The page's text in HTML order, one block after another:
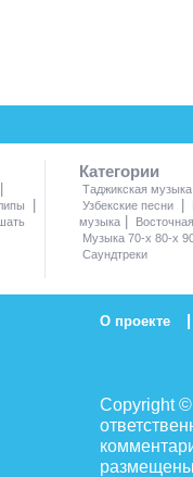
|
|
Категории
Таджикская музыка
Узбекские песни
|
музыка |
Музыка 70-х 80-х
Саундтреки
О проекте |
Copyright
размещены